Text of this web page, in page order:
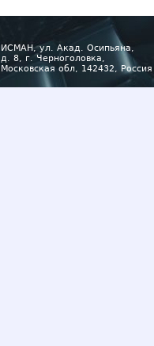
ИСМАН, ул. Акад. Осипьяна,
д. 8, г. Черноголовка,
Московская обл, 142432, Россия